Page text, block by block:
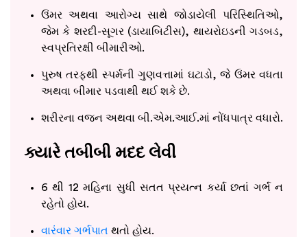
ઉંમર અથવા આરોગ્ય સાથે જોડાયેલી પરિસ્થિતિઓ,
જેમ કે શરદી-સૂગર (ડાયાબિટીસ), થાયરોઇડની ગડબડ,
સ્વપ્રતિરક્ષી બીમારીઓ.
પુરુષ તરફથી સ્પર્મની ગુણવત્તામાં ઘટાડો, જે ઉંમર વધતા
અથવા બીમાર પડવાથી થઈ શકે છે.
શરીરના વજન અથવા બી.એમ.આઈ.માં નોંધપાત્ર વધારો.
ક્યારે તબીબી મદદ લેવી
6 થી 12 મહિના સુધી સતત પ્રયત્ન કર્યા છતાં ગર્ભ ન
રહેતો હોય.
વારંવાર ગર્ભપાત થતો હોય.